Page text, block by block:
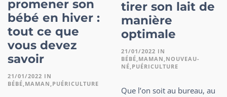
promener son
bébé en hiver :
tout ce que
vous devez
savoir
21/01/2022 IN
BÉBÉ MAMAN PUÉRICULTURE
tirer son lait de
manière
optimale
21/01/2022 IN
BÉBÉ MAMAN NOUVEAU-
NÉ PUÉRICULTURE
Que l’on soit au bureau, au